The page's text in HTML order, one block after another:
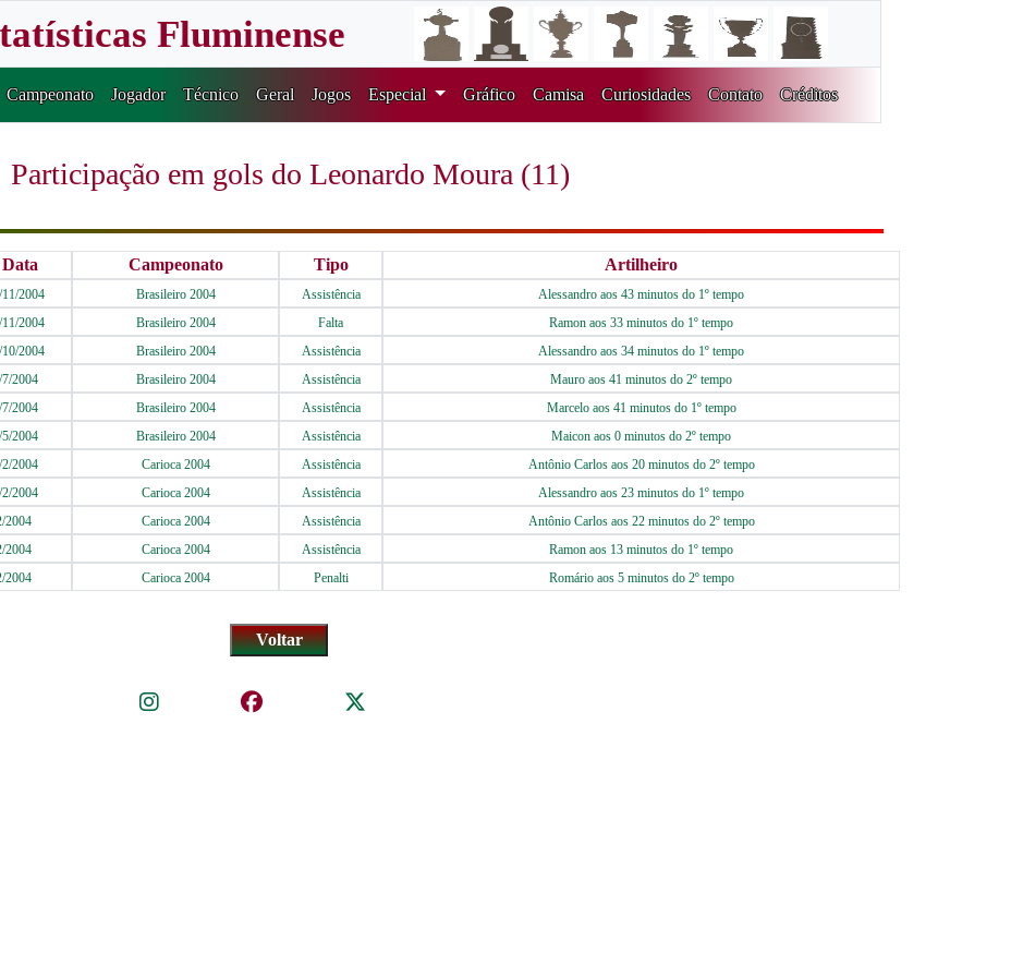
Fluminense
Campeonato Jogador Técnico Geral Jogos Especial Gráfico Camisa Curiosidades Contato Créditos
Participação em gols do Leonardo Moura (11)
Data Campeonato Tipo
Artilheiro
2004 Brasileiro 2004 Assistência Alessandro aos 43 minutos do 1º tempo
2004 Brasileiro 2004 Falta Ramon aos 33 minutos do 1º tempo
2004 Brasileiro 2004 Assistência Alessandro aos 34 minutos do 1º tempo
2004 Brasileiro 2004 Assistência Mauro aos 41 minutos do 2º tempo
7/2004 Brasileiro 2004 Assistência Marcelo aos 41 minutos do 1º tempo
2004 Brasileiro 2004 Assistência Maicon aos 0 minutos do 2º tempo
2004 Carioca 2004 Assistência Antônio Carlos aos 20 minutos do 2º tempo
2/2004 Carioca 2004 Assistência Alessandro aos 23 minutos do 1º tempo
2004 Carioca 2004 Assistência Antônio Carlos aos 22 minutos do 2º tempo
2004 Carioca 2004 Assistência Ramon aos 13 minutos do 1º tempo
2004 Carioca 2004 Penalti Romário aos 5 minutos do 2º tempo